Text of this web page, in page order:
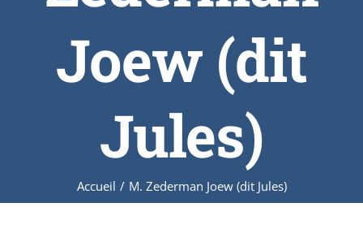
Joew (dit
Jules)
Accueil / M. Zederman Joew (dit Jules)